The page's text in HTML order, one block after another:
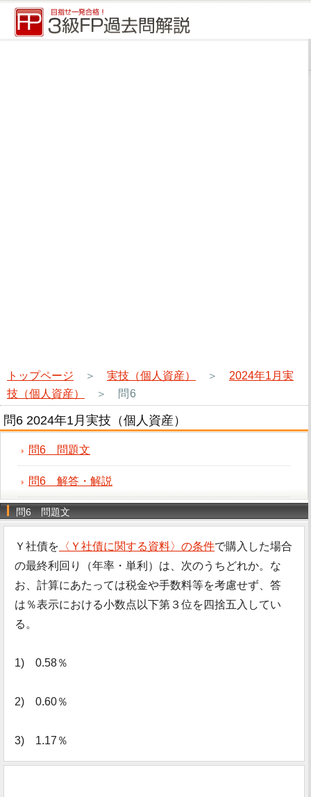
トップページ ＞ 実技（個人資産） ＞ 2024年1月実
技（個人資産）
＞ 問6
問6 2024年1月実技（個人資産）
問6 問題文
問6 解答・解説
問6 問題文
Ｙ社債を 〈Ｙ社債に関する資料〉の条件で購入した場合
の最終利回り（年率・単利）は、次のうちどれか。な
お、計算にあたっては税金や手数料等を考慮せず、答
は％表示における小数点以下第３位を四捨五入してい
る。
1) 0.58％
2) 0.60％
3) 1.17％